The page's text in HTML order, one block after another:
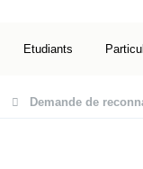
Etudiants
Demande de